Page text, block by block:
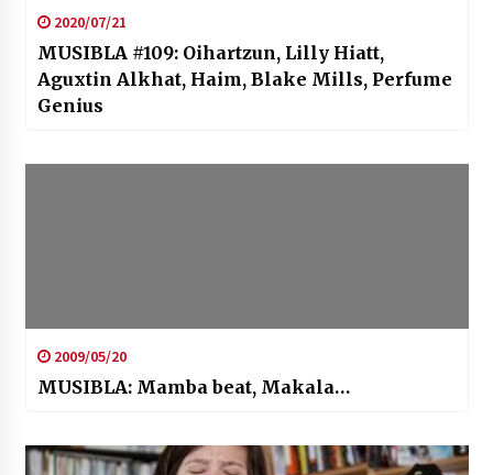
2020/07/21
MUSIBLA #109: Oihartzun, Lilly Hiatt,
Aguxtin Alkhat, Haim, Blake Mills, Perfume
Genius
2009/05/20
MUSIBLA: Mamba beat, Makala…